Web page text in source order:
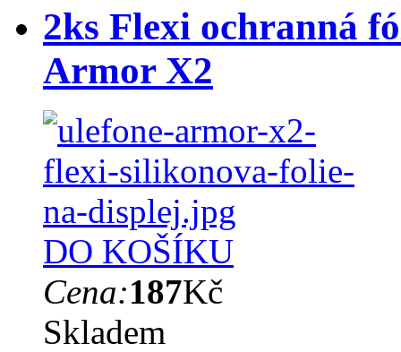
2ks Flexi ochranná
Armor X2
DO KOŠÍKU
Cena:187Kč
Skladem